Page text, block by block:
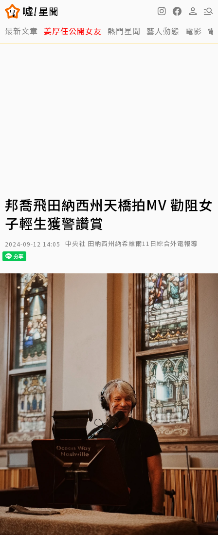
最新文章 姜厚任公開女友 熱門星聞 藝人動態 電影
邦喬飛田納西州天橋拍MV 勸阻女
子輕生獲警讚賞
2024-09-12 14:05 中央社 田納西州納希維爾11日綜合外電報導